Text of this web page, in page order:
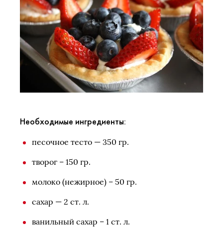
Необходимые ингредиенты:
песочное тесто — 350 гр.
творог – 150 гр.
молоко (нежирное) – 50 гр.
сахар — 2 ст. л.
ванильный сахар – 1 ст. л.